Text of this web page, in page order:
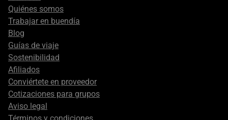
secondary
Quiénes somos
Trabajar en buendía
Blog
Guías de viaje
Sostenibilidad
Afiliados
Conviértete en proveedor
Cotizaciones para grupos
Aviso legal